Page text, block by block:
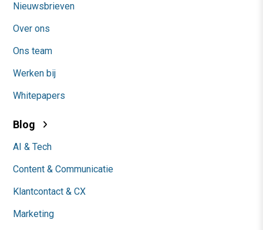
Nieuwsbrieven
Over ons
Ons team
Werken bij
Whitepapers
Blog
AI & Tech
Content & Communicatie
Klantcontact & CX
Marketing